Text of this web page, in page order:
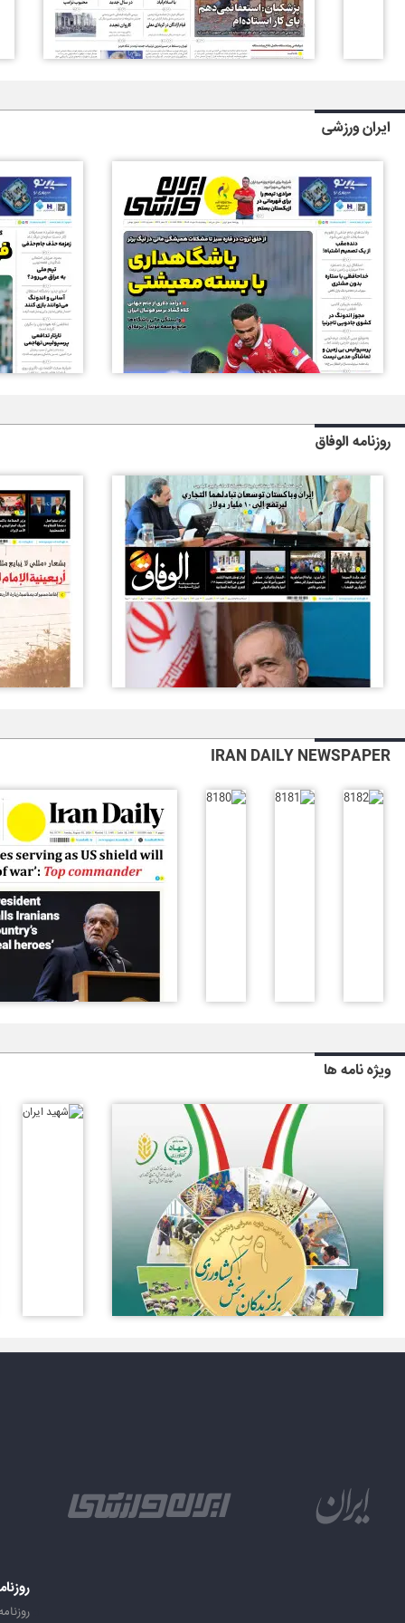
ایران ورزشی
روزنامه الوفاق
IRAN DAILY NEWSPAPER
ویژه نامه ها